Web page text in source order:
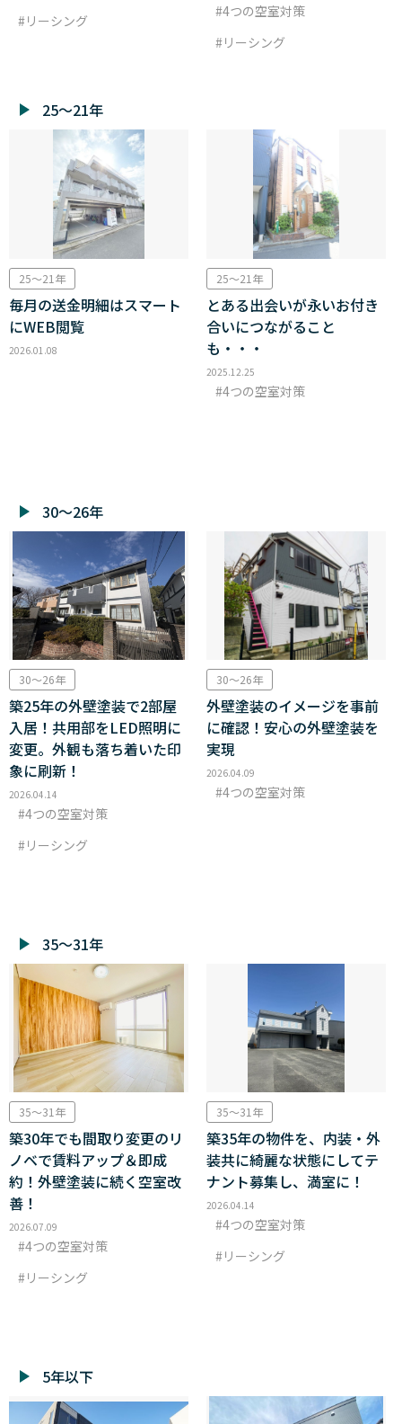
リーシング
4つの空室対策
リーシング
25～21年
25～21年
毎月の送金明細はスマート
にWEB閲覧
2026.01.08
25～21年
とある出会いが永いお付き
合いにつながること
も・・・
2025.12.25
4つの空室対策
30～26年
30～26年
築25年の外壁塗装で2部屋
入居！共用部をLED照明に
変更。外観も落ち着いた印
象に刷新！
2026.04.14
4つの空室対策
リーシング
30～26年
外壁塗装のイメージを事前
に確認！安心の外壁塗装を
実現
2026.04.09
4つの空室対策
35～31年
35～31年
築30年でも間取り変更のリ
ノベで賃料アップ＆即成
約！外壁塗装に続く空室改
善！
2026.07.09
4つの空室対策
リーシング
35～31年
築35年の物件を、内装・外
装共に綺麗な状態にしてテ
ナント募集し、満室に！
2026.04.14
4つの空室対策
リーシング
5年以下